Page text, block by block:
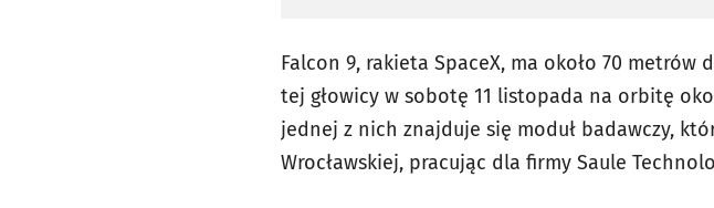
Falcon 9, rakieta SpaceX, ma około 70 metrów
tej głowicy w sobotę 11 listopada na orbitę
jednej z nich znajduje się moduł badawczy,
Wrocławskiej, pracując dla firmy Saule